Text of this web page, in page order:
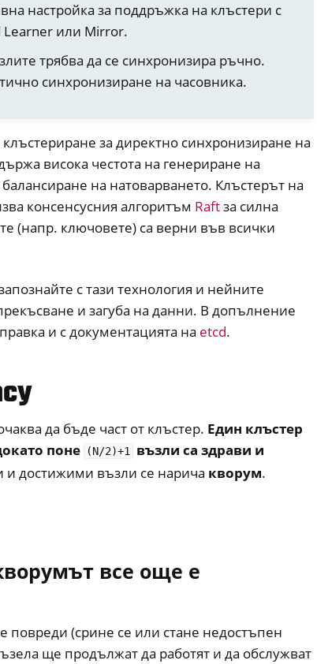
настройка за поддръжка на клъстери с
Learner или Mirror.
трябва да се синхронизира ръчно.
синхронизиране на часовника.
за директно синхронизиране на
висока честота на генериране на
на натоварването. Клъстерът на
консенсусния алгоритъм Raftза силна
(напр. ключовете) са верни във всички
с тази технология и нейните
и загуба на данни. В допълнение
и с документацията на etcd.
да бъде част от клъстер. Един клъстер
поне (N/2)+1
възли са здрави и
достижими възли се нарича кворум.
все още е
повреди (срине се или стане недостъпен
ще продължат да работят и да обслужват